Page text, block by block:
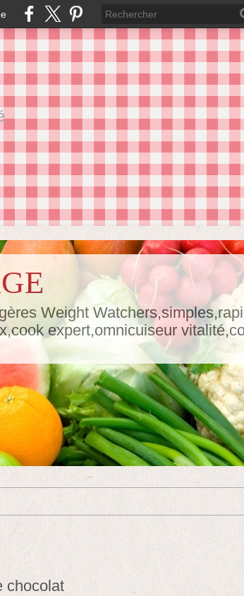
Weight
expert,omnicuiseur
chocolat